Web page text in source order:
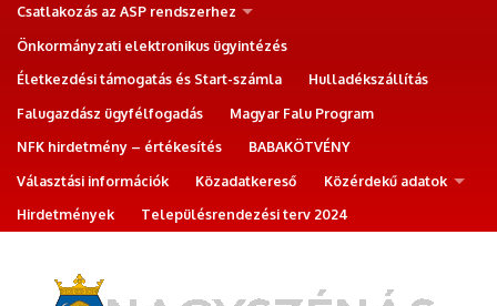
Csatlakozás az ASP rendszerhez
Önkormányzati elektronikus ügyintézés
Életkezdési támogatás és Start-számla
Hulladékszállítás
Falugazdász ügyfélfogadás
Magyar Falu Program
NFK hirdetmény – értékesítés
BABAKÖTVÉNY
Választási információk
Közadatkereső
Közérdekű adatok
Hirdetmények
Településrendezési terv 2024